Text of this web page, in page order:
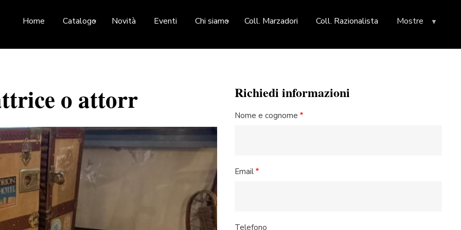
Home Catalogo Novità Eventi Chi siamo Coll. Marzadori Coll. Razionalista Mostre
o attorr Richiedi informazioni
Nome e cognome
Email
Telefono